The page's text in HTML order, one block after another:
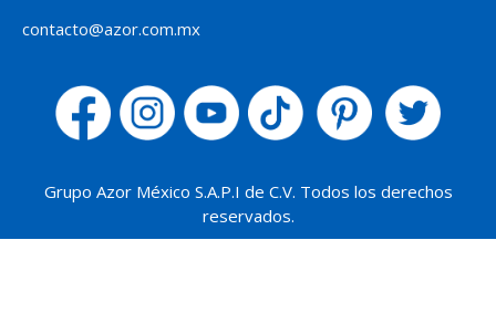
contacto@azor.com.mx
Grupo Azor México S.A.P.I de C.V. Todos los derechos
reservados.